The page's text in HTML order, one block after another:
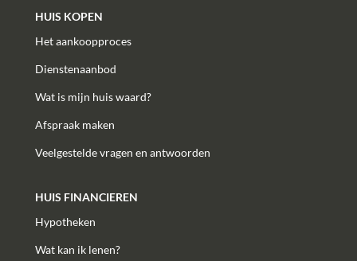
HUIS KOPEN
Het aankoopproces
Dienstenaanbod
Wat is mijn huis waard?
Afspraak maken
Veelgestelde vragen en antwoorden
HUIS FINANCIEREN
Hypotheken
Wat kan ik lenen?